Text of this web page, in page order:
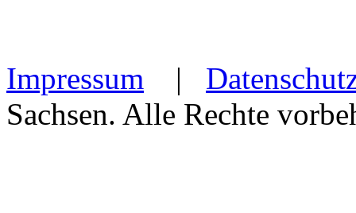
Impressum |
Sachsen. Alle Rechte